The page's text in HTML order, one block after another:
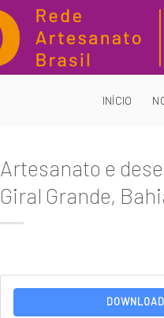
INÍCIO
Artesanato e
Giral Grande,
DOWNLOAD